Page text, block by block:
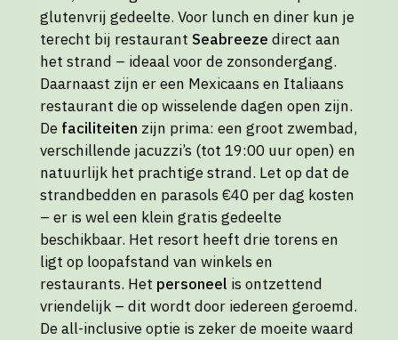
glutenvrij gedeelte. Voor lunch en diner kun je
terecht bij restaurant Seabreeze direct aan
het strand – ideaal voor de zonsondergang.
Daarnaast zijn er een Mexicaans en Italiaans
restaurant die op wisselende dagen open zijn.
De faciliteiten zijn prima: een groot zwembad,
verschillende jacuzzi’s (tot 19:00 uur open) en
natuurlijk het prachtige strand. Let op dat de
strandbedden en parasols €40 per dag kosten
– er is wel een klein gratis gedeelte
beschikbaar. Het resort heeft drie torens en
ligt op loopafstand van winkels en
restaurants. Het personeel is ontzettend
vriendelijk – dit wordt door iedereen geroemd.
De all-inclusive optie is zeker de moeite waard